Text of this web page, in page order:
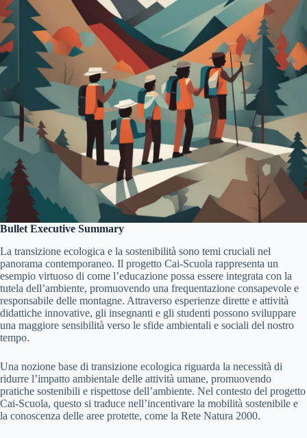
Bullet Executive Summary
La transizione ecologica e la sostenibilità sono temi cruciali nel
panorama contemporaneo. Il progetto Cai-Scuola rappresenta un
esempio virtuoso di come l’educazione possa essere integrata con la
tutela dell’ambiente, promuovendo una frequentazione consapevole e
responsabile delle montagne. Attraverso esperienze dirette e attività
didattiche innovative, gli insegnanti e gli studenti possono sviluppare
una maggiore sensibilità verso le sfide ambientali e sociali del nostro
tempo.
Una nozione base di transizione ecologica riguarda la necessità di
ridurre l’impatto ambientale delle attività umane, promuovendo
pratiche sostenibili e rispettose dell’ambiente. Nel contesto del progetto
Cai-Scuola, questo si traduce nell’incentivare la mobilità sostenibile e
la conoscenza delle aree protette, come la Rete Natura 2000.